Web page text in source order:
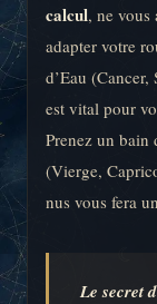
calcul, ne
adapter votre
d’Eau
est vital pour
Prenez un bain
(Vierge,
nus vous fera
Le secret